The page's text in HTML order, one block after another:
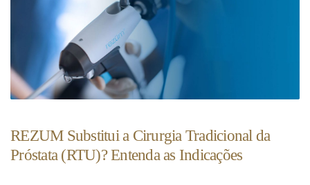
REZUM Substitui a Cirurgia Tradicional da
Próstata (RTU)? Entenda as Indicações